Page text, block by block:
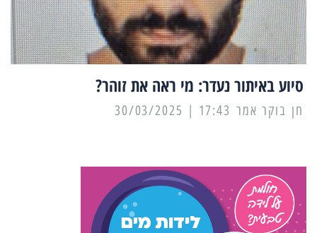
סיוע באיתור נעדר: מי ראה את זוהר?
17:43 | 30/03/2025